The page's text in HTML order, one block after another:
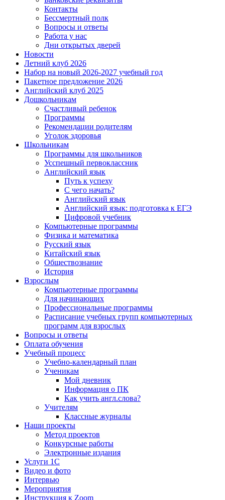
Контакты
Бессмертный полк
Вопросы и ответы
Работа у нас
Дни открытых дверей
Новости
Летний клуб 2026
Набор на новый 2026-2027 учебный год
Пакетное предложение 2026
Английский клуб 2025
Дошкольникам
Счастливый ребенок
Программы
Рекомендации родителям
Уголок здоровья
Школьникам
Программы для школьников
Усспешный первоклассник
Английский язык
Путь к успеху
С чего начать?
Английский язык
Английский язык: подготовка к ЕГЭ
Цифровой учебник
Компьютерные программы
Физика и математика
Русский язык
Китайский язык
Обществознание
История
Взрослым
Компьютерные программы
Для начинающих
Профессиональные программы
Расписание учебных групп компьютерных
программ для взрослых
Вопросы и ответы
Оплата обучения
Учебный процесс
Учебно-календарный план
Ученикам
Мой дневник
Информация о ПК
Как учить англ.слова?
Учителям
Классные журналы
Наши проекты
Метод проектов
Конкурсные работы
Электронные издания
Услуги 1C
Видео и фото
Интервью
Мероприятия
Инструкция к Zoom